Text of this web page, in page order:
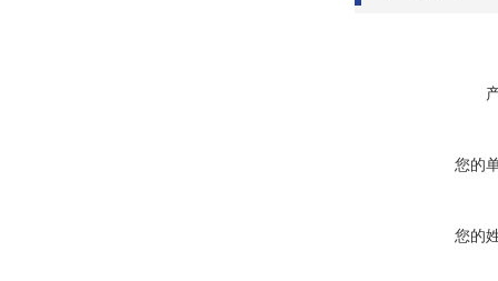
您的
您的